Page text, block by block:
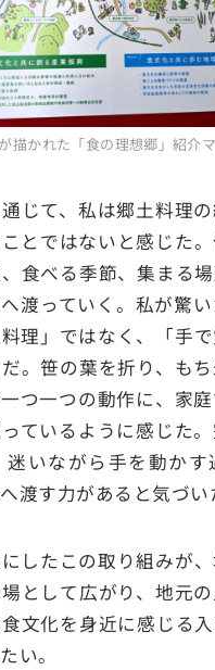
描かれた「食の理想郷」紹介
じて、私は郷土料理
とではないと感じた。
食べる季節、集まる
渡っていく。私が驚
理」ではなく、「手
。笹の葉を折り、も
つ一つの動作に、家
ているように感じた
いながら手を動かす
渡す力があると気づい
したこの取り組みが
として広がり、地元
文化を身近に感じる
い。